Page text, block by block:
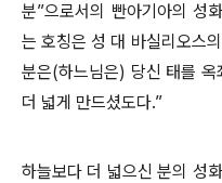
분”으로서의 빤아기아의 성
는 호칭은 성 대 바실리오스
분은(하느님은) 당신 태를
더 넓게 만드셨도다.”
하늘보다 더 넓으신 분의 성